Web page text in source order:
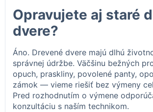
Opravujete aj staré
dvere?
Áno. Drevené dvere majú dlhú
správnej údržbe. Väčšinu bežných
opuch, praskliny, povolené panty,
zámok — vieme riešiť bez výmeny
Pred rozhodnutím o výmene
konzultáciu s naším technikom.